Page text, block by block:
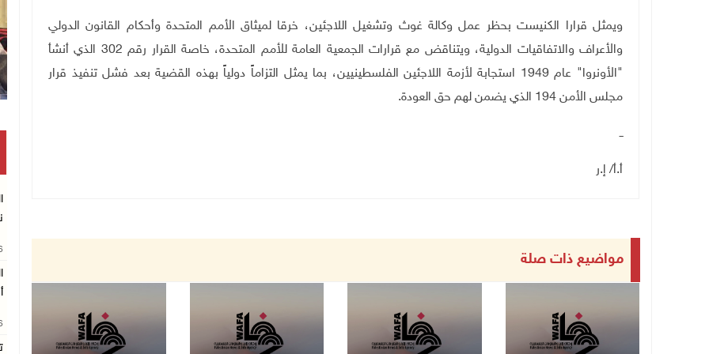
ويمثل قرارا الكنيست بحظر عمل وكالة غوث وتشغيل اللاجئين، خرقا لميثاق الأمم المتحدة وأحكام القانون الدولي
والأعراف والاتفاقيات الدولية، ويتناقض مع قرارات الجمعية العامة للأمم المتحدة، خاصة القرار رقم 302 الذي أنشأ
"الأونروا" عام 1949 استجابة لأزمة اللاجئين الفلسطينيين، بما يمثل التزاماً دولياً بهذه القضية بعد فشل تنفيذ قرار
مجلس الأمن 194 الذي يضمن لهم حق العودة
.
ــ
أ.أ/ إ.ر
مواضيع ذات صلة